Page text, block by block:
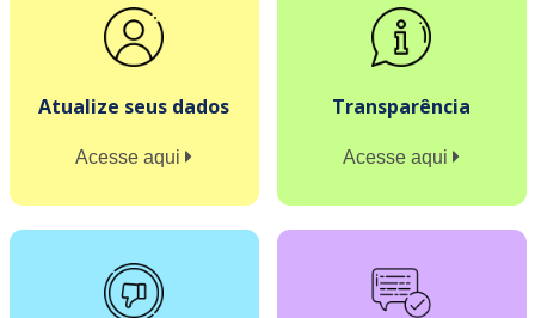
Atualize seus dados
Acesse aqui
Transparência
Acesse aqui